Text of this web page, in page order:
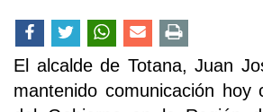
El alcalde de Totana, Juan
mantenido comunicación hoy